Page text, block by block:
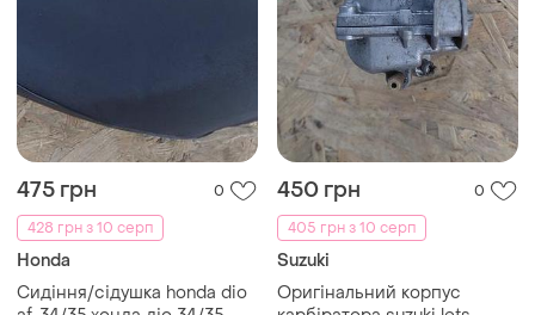
475 грн
0
428 грн з 10 серп
Honda
Сидіння/сідушка honda dio
450 грн
0
405 грн з 10 серп
Suzuki
Оригінальний корпус